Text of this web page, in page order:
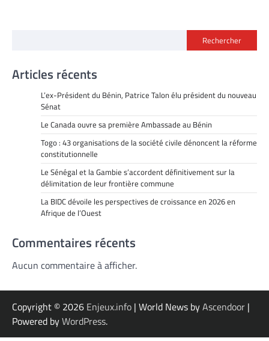
Rechercher
Articles récents
L’ex-Président du Bénin, Patrice Talon élu président du nouveau
Sénat
Le Canada ouvre sa première Ambassade au Bénin
Togo : 43 organisations de la société civile dénoncent la réforme
constitutionnelle
Le Sénégal et la Gambie s’accordent définitivement sur la
délimitation de leur frontière commune
La BIDC dévoile les perspectives de croissance en 2026 en
Afrique de l’Ouest
Commentaires récents
Aucun commentaire à afficher.
Copyright © 2026 Enjeux.info | World News byAscendoor |
Powered byWordPress.